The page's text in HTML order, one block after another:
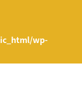
wp-